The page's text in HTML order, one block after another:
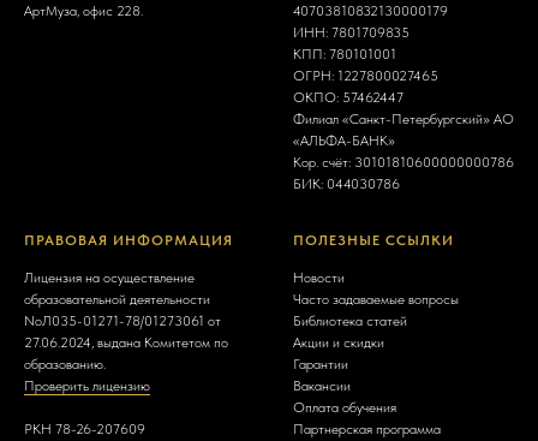
АртМуза, офис 228.
40703810832130000179
ИНН: 7801709835
КПП: 780101001
ОГРН: 1227800027465
ОКПО: 57462447
Филиал «Санкт-Петербургский» АО
«АЛЬФА-БАНК»
Кор. счёт: 30101810600000000786
БИК: 044030786
ПРАВОВАЯ ИНФОРМАЦИЯ
Лицензия на осуществление
образовательной деятельности
NoЛ035-01271-78/01273061 от
27.06.2024, выдана Комитетом по
образованию.
Проверить лицензию
РКН 78-26-207609
ПОЛЕЗНЫЕ ССЫЛКИ
Новости
Часто задаваемые вопросы
Библиотека статей
Акции и скидки
Гарантии
Вакансии
Оплата обучения
Партнерская программа